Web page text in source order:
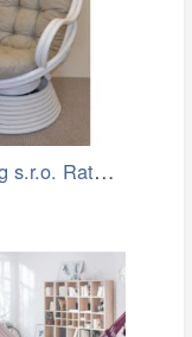
Axin Trading s.r.o. Ratanové houpací…